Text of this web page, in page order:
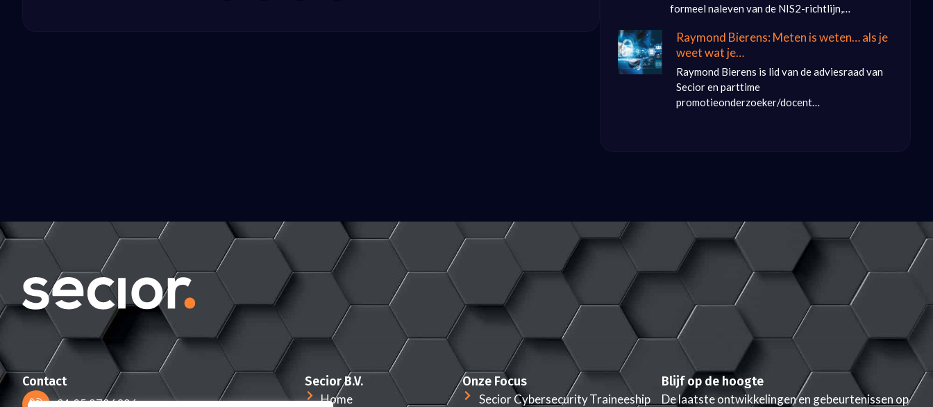
formeel naleven van de NIS2-richtlijn,…
Raymond Bierens: Meten is weten… als je
weet wat je…
Raymond Bierens is lid van de adviesraad van
Secior en parttime
promotieonderzoeker/docent…
Contact
+31 85 2736036
Secior B.V.
Home
Onze Focus
Secior Cybersecurity Traineeship
Blijf op de hoogte
De laatste ontwikkelingen en gebeurtenissen op